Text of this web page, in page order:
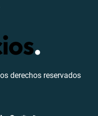
derechos reservados